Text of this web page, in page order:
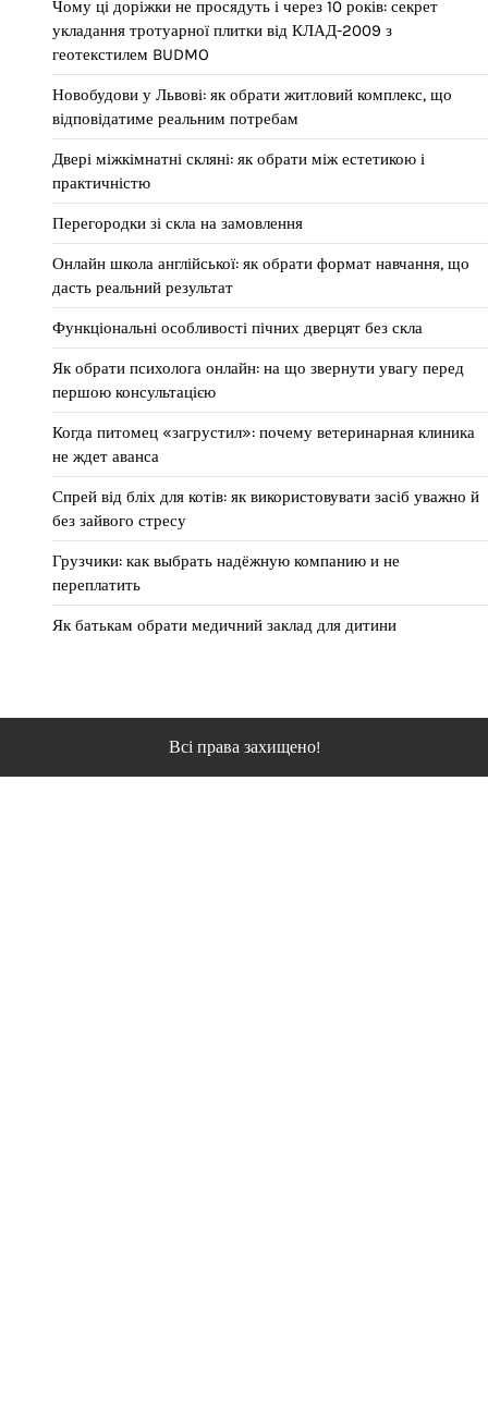
Чому ці доріжки не просядуть і через 10 років: секрет
укладання тротуарної плитки від КЛАД-2009 з
геотекстилем BUDMO
Новобудови у Львові: як обрати житловий комплекс, що
відповідатиме реальним потребам
Двері міжкімнатні скляні: як обрати між естетикою і
практичністю
Перегородки зі скла на замовлення
Онлайн школа англійської: як обрати формат навчання, що
дасть реальний результат
Функціональні особливості пічних дверцят без скла
Як обрати психолога онлайн: на що звернути увагу перед
першою консультацією
Когда питомец «загрустил»: почему ветеринарная клиника
не ждет аванса
Спрей від бліх для котів: як використовувати засіб уважно й
без зайвого стресу
Грузчики: как выбрать надёжную компанию и не
переплатить
Як батькам обрати медичний заклад для дитини
Всі права захищено!